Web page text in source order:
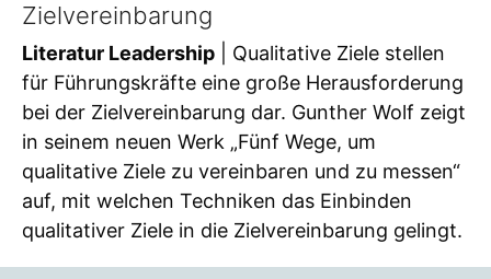
Zielvereinbarung
Literatur Leadership | Qualitative Ziele stellen
für Führungskräfte eine große Herausforderung
bei der Zielvereinbarung dar. Gunther Wolf zeigt
in seinem neuen Werk „Fünf Wege, um
qualitative Ziele zu vereinbaren und zu messen“
auf, mit welchen Techniken das Einbinden
qualitativer Ziele in die Zielvereinbarung gelingt.